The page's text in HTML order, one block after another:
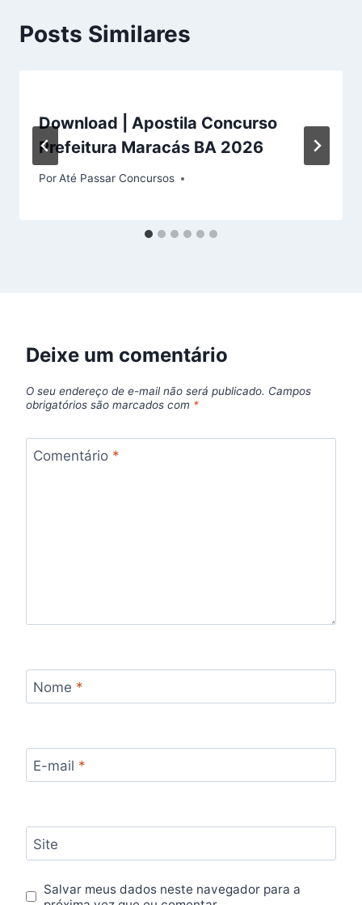
Posts Similares
Download | Apostila Concurso
Prefeitura Maracás BA 2026
PorAté Passar Concursos
Deixe um comentário
O seu endereço de e-mail não será publicado. Campos
obrigatórios são marcados com *
Comentário *
Nome *
E-mail *
Site
Salvar meus dados neste navegador para a